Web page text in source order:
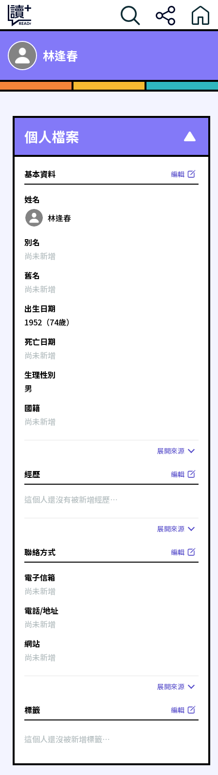
林逢春
個人檔案
基本資料 編輯
姓名
林逢春
別名
尚未新增
舊名
尚未新增
出生日期
1952（74歲）
死亡日期
尚未新增
生理性別
男
國籍
尚未新增
展開來源
經歷 編輯
這個人還沒有被新增經歷⋯
展開來源
聯絡方式 編輯
電子信箱
尚未新增
電話/地址
尚未新增
網站
尚未新增
展開來源
標籤 編輯
這個人還沒被新增標籤⋯